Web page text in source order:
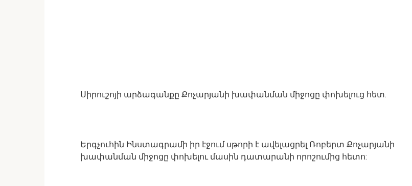
Սիրուշոյի արձագանքը Քոչարյանի խափանման միջոցը փոխելուց հետ.
Երգչուհին Ինստագրամի իր էջում սթորի է ավելացրել Ռոբերտ Քոչարյանի
խափանման միջոցը փոխելու մասին դատարանի որոշումից հետո: